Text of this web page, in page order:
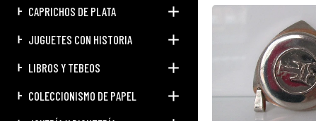
CAPRICHOS DE PLATA
JUGUETES CON HISTORIA
LIBROS Y TEBEOS
COLECCIONISMO DE PAPEL